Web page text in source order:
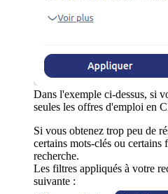
Dans l'exemple ci-dessus, si
seules les offres d'emploi en
Si vous obtenez trop peu de
certains mots-clés ou certains
recherche.
Les filtres appliqués à votre
suivante :